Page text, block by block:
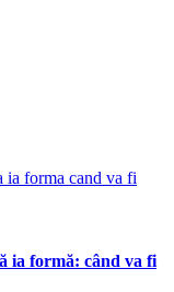
ia formă: când va fi